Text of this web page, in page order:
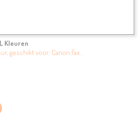
Kleuren
geschikt voor: Canon Fax…